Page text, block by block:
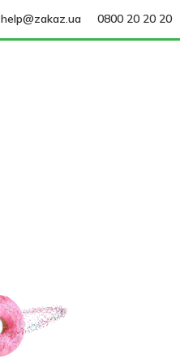
help@zakaz.ua 0800 20 20 20